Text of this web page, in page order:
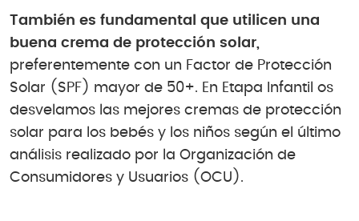
También es fundamental que utilicen una
buena crema de protección solar,
preferentemente con un Factor de Protección
Solar (SPF) mayor de 50+. En Etapa Infantil os
desvelamos las mejores cremas de protección
solar para los bebés y los niños según el último
análisis realizado por la Organización de
Consumidores y Usuarios (OCU).